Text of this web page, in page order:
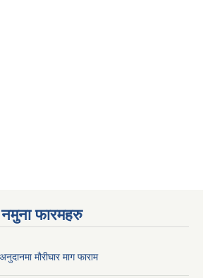
नमुना फारमहरु
अनुदानमा मौरीघार माग फाराम